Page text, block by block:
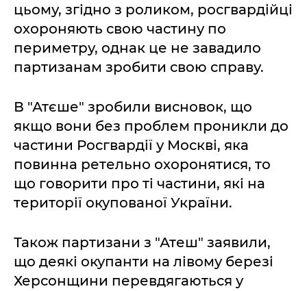
цьому, згідно з роликом, росгвардійці
охороняють свою частину по
периметру, однак це не завадило
партизанам зробити свою справу.
В "Атєше" зробили висновок, що
якщо вони без проблем проникли до
частини Росгвардії у Москві, яка
повинна ретельно охоронятися, то
що говорити про ті частини, які на
території окупованої України.
Також партизани з "Атеш" заявили,
що деякі окупанти на лівому березі
Херсонщини перевдягаються у